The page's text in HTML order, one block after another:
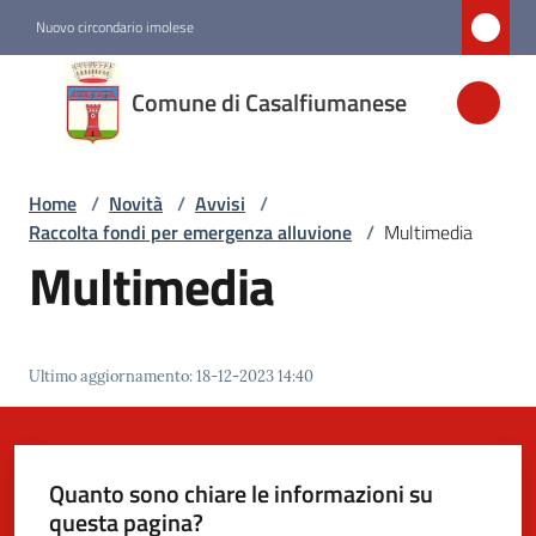
Nuovo circondario imolese
Comune di Casalfiumanese
Comune di
Casalfiumanese
Amministrazione
Novità
Menu selezionato
Servizi
Vivere
Home / Novità / Avvisi /
Raccolta fondi per emergenza alluvione / Multimedia
Multimedia
Ultimo aggiornamento:18-12-2023 14:40
Quanto sono chiare le informazioni su
questa pagina?